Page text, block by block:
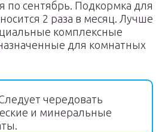
по сентябрь. Подкормка для
2 раза в месяц. Лучше
комплексные
для комнатных
чередовать
и минеральные